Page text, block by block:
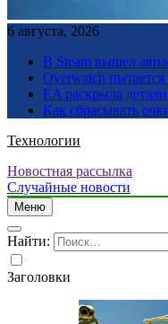
6 августа, 2026
В Steam вышел
Overwatch
EA раскрыла
Как сбрасывать
Технологии
Новостная рассылка
Случайные новости
Меню
Найти:
Заголовки